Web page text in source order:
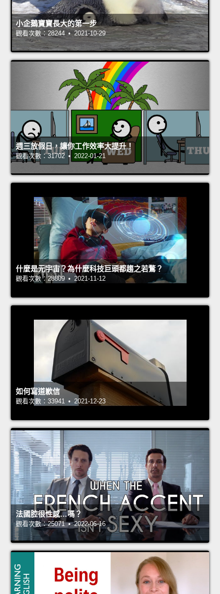
小企鵝寶寶長大的第一步
觀看次數：28244 • 2021-10-29
週三放假日，讓你工作效率大提升！
觀看次數：31702 • 2022-01-21
什麼是元宇宙？為什麼科技巨頭都趨之若鶩？
觀看次數：28809 • 2021-11-12
如何寫道歉信
觀看次數：33941 • 2021-12-23
法國腔很性感…嗎？
觀看次數：25071 • 2022-06-16